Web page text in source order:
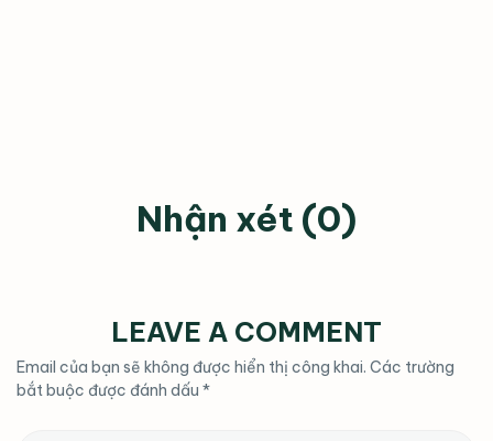
Nhận xét (0)
LEAVE A COMMENT
Email của bạn sẽ không được hiển thị công khai. Các trường
bắt buộc được đánh dấu *